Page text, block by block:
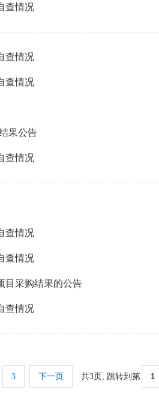
查情况
查情况
查情况
果公告
查情况
查情况
查情况
目采购结果的公告
查情况
3 下一页 共3页, 跳转到第